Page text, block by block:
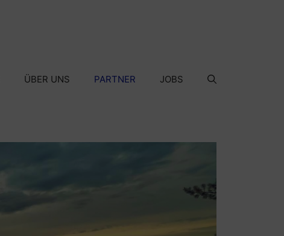
ÜBER UNS PARTNER JOBS